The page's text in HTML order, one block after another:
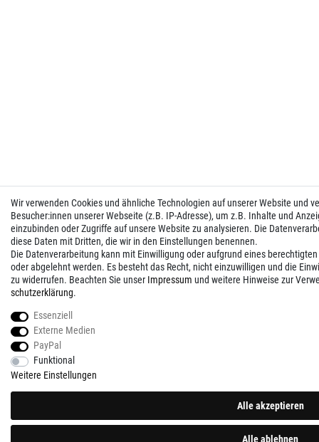
Wir verwenden Cookies und ähnliche Technologien auf unserer Website und
Besucher:innen unserer Webseite (z.B. IP-Adresse), um z.B. Inhalte und
einzubinden oder Zugriffe auf unsere Website zu analysieren. Die
diese Daten mit Dritten, die wir in den Einstellungen benennen.
Die Datenverarbeitung kann mit Einwilligung oder aufgrund eines
oder abgelehnt werden. Es besteht das Recht, nicht einzuwilligen und die
zu widerrufen. Beachten Sie unser Impressum und weitere Hinweise zur
schutz­erklärung.
Essenziell
Externe Medien
PayPal
Funktional
Weitere Einstellungen
Alle akzeptieren
Alle ablehnen